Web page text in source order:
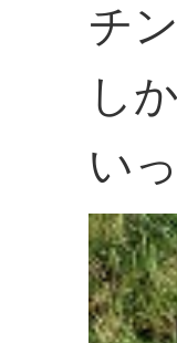
チ
し
い